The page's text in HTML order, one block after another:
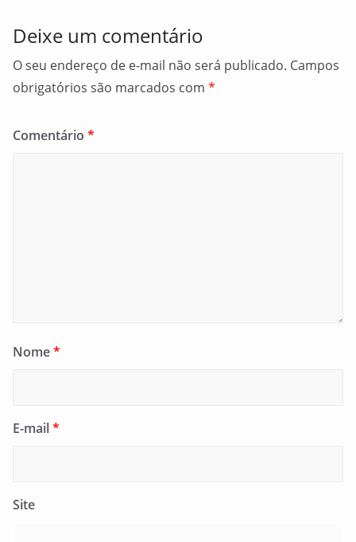
Deixe um comentário
O seu endereço de e-mail não será publicado. Campos
obrigatórios são marcados com *
Comentário *
Nome*
E-mail*
Site